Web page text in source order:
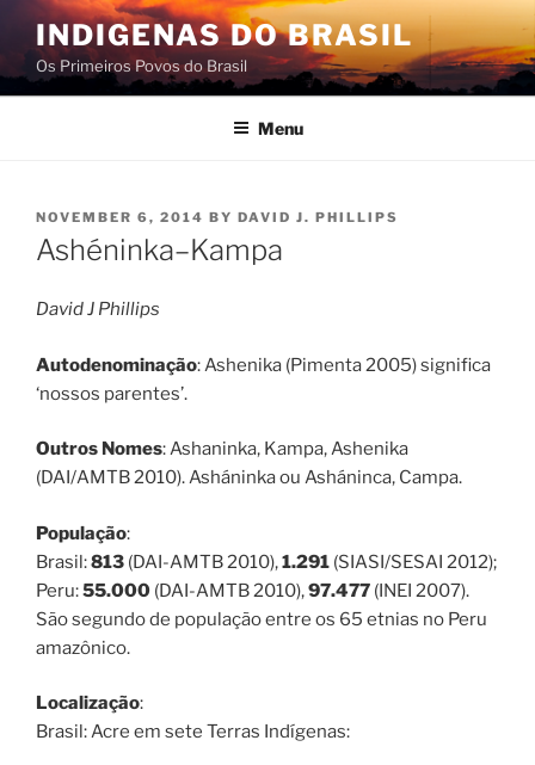
content
INDIGENAS DO BRASIL
Os Primeiros Povos do Brasil
Menu
POSTED
ON
NOVEMBER 6, 2014 BY DAVID J. PHILLIPS
Ashéninka–Kampa
David J Phillips
Autodenominação: Ashenika (Pimenta 2005) significa
‘nossos parentes’.
Outros Nomes: Ashaninka, Kampa, Ashenika
(DAI/AMTB 2010). Asháninka ou Asháninca, Campa.
População:
Brasil:813 (DAI-AMTB 2010),1.291 (SIASI/SESAI 2012);
Peru:55.000 (DAI-AMTB 2010),97.477 (INEI 2007).
São segundo de população entre os 65 etnias no Peru
amazônico.
Localização:
Brasil: Acre em sete Terras Indígenas: